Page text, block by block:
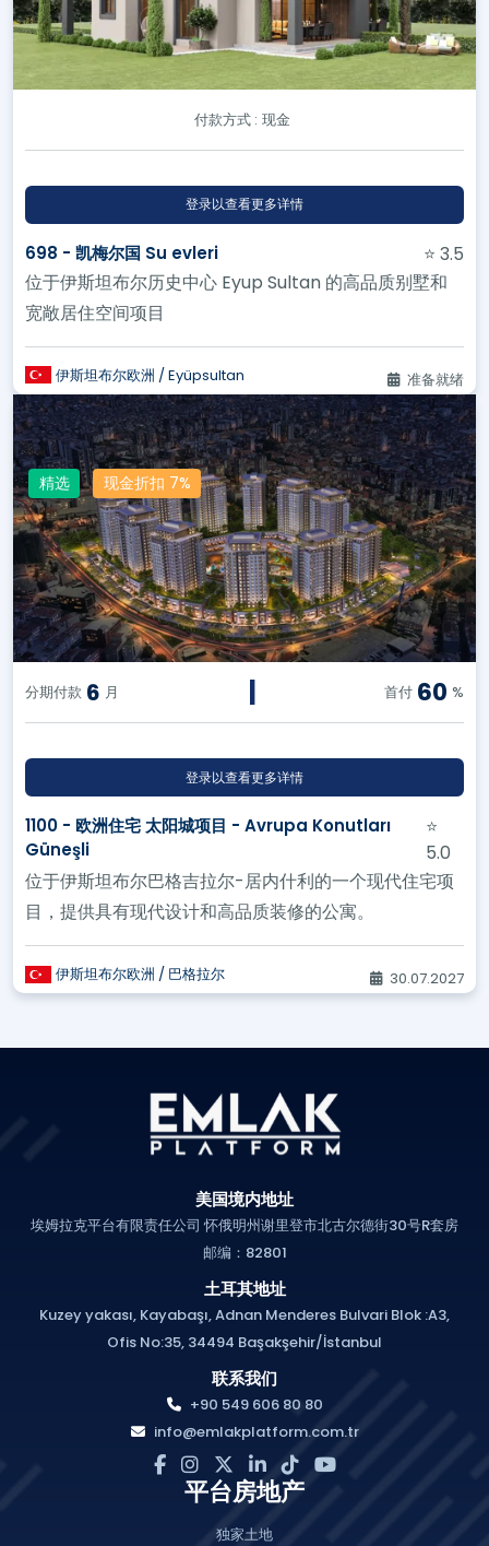
付款方式 : 现金
登录以查看更多详情
698 - 凯梅尔国 Su evleri
⭐ 3.5
位于伊斯坦布尔历史中心 Eyup Sultan 的高品质别墅和
宽敞居住空间项目
伊斯坦布尔欧洲 / Eyüpsultan 准备就绪
精选 现金折扣 7%
分期付款 6 月 | 首付 60 %
登录以查看更多详情
1100 - 欧洲住宅 太阳城项目 - Avrupa Konutları
Güneşli
⭐
5.0
位于伊斯坦布尔巴格吉拉尔-居内什利的一个现代住宅项
目，提供具有现代设计和高品质装修的公寓。
伊斯坦布尔欧洲 / 巴格拉尔 30.07.2027
美国境内地址
埃姆拉克平台有限责任公司 怀俄明州谢里登市北古尔德街30号R套房
邮编：82801
土耳其地址
Kuzey yakası, Kayabaşı, Adnan Menderes Bulvari Blok :A3,
Ofis No:35, 34494 Başakşehir/İstanbul
联系我们
+90 549 606 80 80
info@emlakplatform.com.tr
平台房地产
独家土地